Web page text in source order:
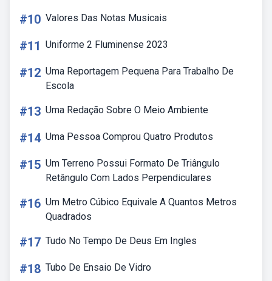
#10 Valores Das Notas Musicais
#11 Uniforme 2 Fluminense 2023
#12 Uma Reportagem Pequena Para Trabalho De
Escola
#13 Uma Redação Sobre O Meio Ambiente
#14 Uma Pessoa Comprou Quatro Produtos
#15 Um Terreno Possui Formato De Triângulo
Retângulo Com Lados Perpendiculares
#16 Um Metro Cúbico Equivale A Quantos Metros
Quadrados
#17 Tudo No Tempo De Deus Em Ingles
#18 Tubo De Ensaio De Vidro